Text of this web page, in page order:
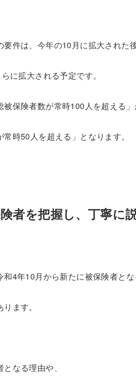
件は、今年の10月に拡大された後
に拡大される予定です。
保険者数が常時100人を超える」
常時50人を超える」となります。
者を把握し、丁寧に
4年10月から新たに被保険者とな
ます。
なる理由や、